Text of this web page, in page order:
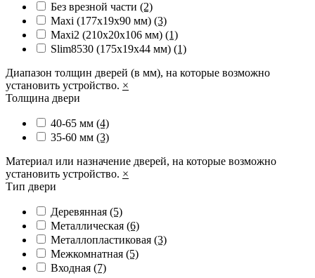
Без врезной части (2)
Maxi (177х19х90 мм) (3)
Maxi2 (210х20х106 мм) (1)
Slim8530 (175x19x44 мм) (1)
Диапазон толщин дверей (в мм), на которые возможно
установить устройство. ×
Толщина двери
40-65 мм (4)
35-60 мм (3)
Материал или назначение дверей, на которые возможно
установить устройство. ×
Тип двери
Деревянная (5)
Металлическая (6)
Металлопластиковая (3)
Межкомнатная (5)
Входная (7)